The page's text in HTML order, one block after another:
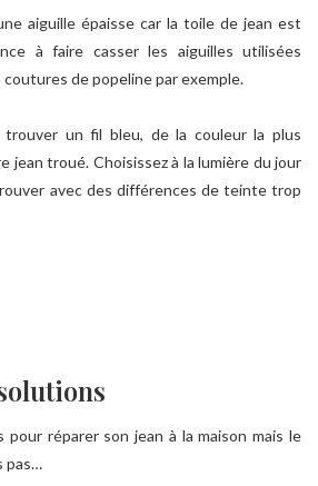
aiguille épaisse car la toile de jean est
à faire casser les aiguilles utilisées
de popeline par exemple.
un fil bleu, de la couleur la plus
jean troué. Choisissez à la lumière du jour
avec des différences de teinte trop
pour réparer son jean à la maison mais le
pas…